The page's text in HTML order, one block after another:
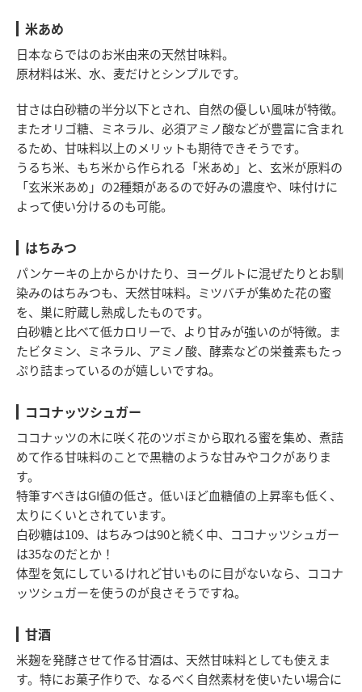
米あめ
日本ならではのお米由来の天然甘味料。
原材料は米、水、麦だけとシンプルです。
甘さは白砂糖の半分以下とされ、自然の優しい風味が特徴。
またオリゴ糖、ミネラル、必須アミノ酸などが豊富に含まれ
るため、甘味料以上のメリットも期待できそうです。
うるち米、もち米から作られる「米あめ」と、玄米が原料の
「玄米米あめ」の2種類があるので好みの濃度や、味付けに
よって使い分けるのも可能。
はちみつ
パンケーキの上からかけたり、ヨーグルトに混ぜたりとお馴
染みのはちみつも、天然甘味料。ミツバチが集めた花の蜜
を、巣に貯蔵し熟成したものです。
白砂糖と比べて低カロリーで、より甘みが強いのが特徴。ま
たビタミン、ミネラル、アミノ酸、酵素などの栄養素もたっ
ぷり詰まっているのが嬉しいですね。
ココナッツシュガー
ココナッツの木に咲く花のツボミから取れる蜜を集め、煮詰
めて作る甘味料のことで黒糖のような甘みやコクがありま
す。
特筆すべきはGI値の低さ。低いほど血糖値の上昇率も低く、
太りにくいとされています。
白砂糖は109、はちみつは90と続く中、ココナッツシュガー
は35なのだとか！
体型を気にしているけれど甘いものに目がないなら、ココナ
ッツシュガーを使うのが良さそうですね。
甘酒
米麹を発酵させて作る甘酒は、天然甘味料としても使えま
す。特にお菓子作りで、なるべく自然素材を使いたい場合に